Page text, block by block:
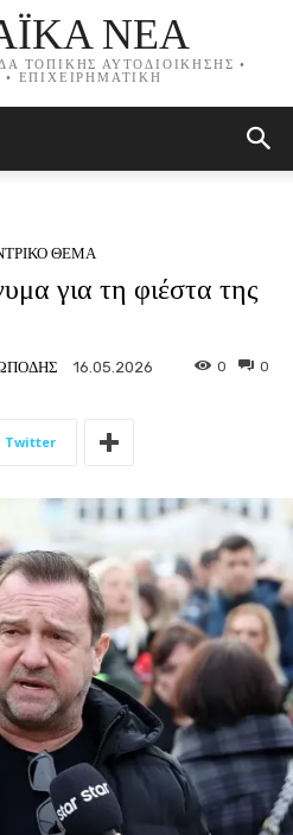
ΝΕΑ
ΤΟΠΙΚΗΣ ΑΥΤΟΔΙΟΙΚΗΣΗΣ •
ΕΠΙΧΕΙΡΗΜΑΤΙΚΗ
ΘΕΜΑ
για τη φιέστα της
16.05.2026 0
0
Twitter